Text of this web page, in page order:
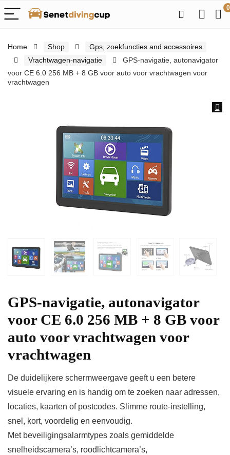
0
Home Shop
Gps, zoekfuncties and accessoires
Vrachtwagen-navigatie
GPS-navigatie, autonavigator
voor CE 6.0 256 MB + 8 GB voor auto voor vrachtwagen voor
vrachtwagen
GPS-navigatie, autonavigator
voor CE 6.0 256 MB + 8 GB voor
auto voor vrachtwagen voor
vrachtwagen
De duidelijkere schermweergave geeft u een betere
visuele ervaring en is handig om te zoeken naar adressen,
locaties, kaarten of postcodes. Slimme route-instelling,
snel, kort, voordelig en eenvoudig.
Met beveiligingsalarmtypes zoals gemiddelde
snelheidscamera’s, roodlichtcamera’s,